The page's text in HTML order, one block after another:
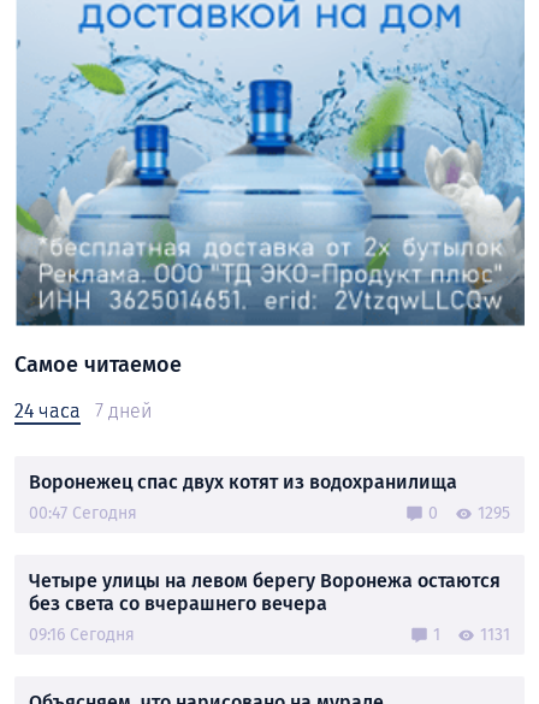
Самое читаемое
24 часа 7 дней
Воронежец спас двух котят из водохранилища
00:47 Сегодня 0 1295
Четыре улицы на левом берегу Воронежа остаются
без света со вчерашнего вечера
09:16 Сегодня 1 1131